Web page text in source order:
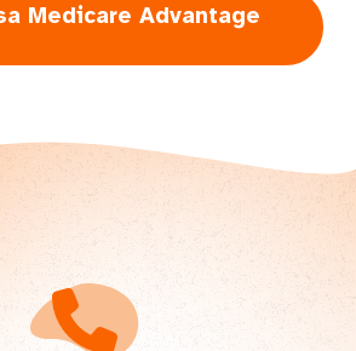
Medicare Advantage